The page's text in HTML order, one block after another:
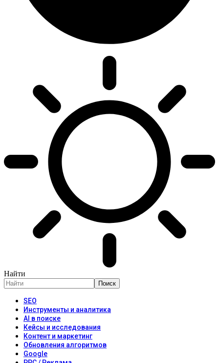
Найти
SEO
Инструменты и аналитика
AI в поиске
Кейсы и исследования
Контент и маркетинг
Обновления алгоритмов
Google